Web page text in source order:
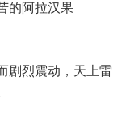
的阿拉汉果
剧烈震动，天上雷